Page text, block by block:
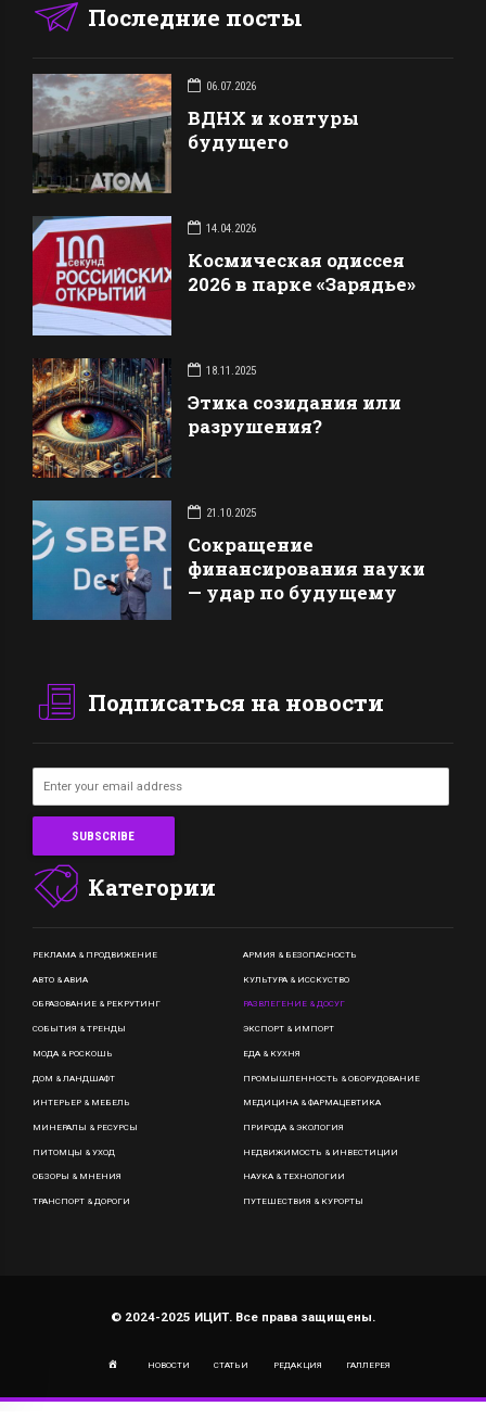
Последние посты
06.07.2026
ВДНХ и контуры
будущего
14.04.2026
Космическая одиссея
2026 в парке «Зарядье»
18.11.2025
Этика созидания или
разрушения?
21.10.2025
Сокращение
финансирования науки
— удар по будущему
Подписаться на новости
Категории
РЕКЛАМА & ПРОДВИЖЕНИЕ АРМИЯ & БЕЗОПАСНОСТЬ
АВТО & АВИА КУЛЬТУРА & ИССКУСТВО
ОБРАЗОВАНИЕ & РЕКРУТИНГ РАЗВЛЕГЕНИЕ & ДОСУГ
СОБЫТИЯ & ТРЕНДЫ ЭКСПОРТ & ИМПОРТ
МОДА & РОСКОШЬ ЕДА & КУХНЯ
ДОМ & ЛАНДШАФТ ПРОМЫШЛЕННОСТЬ & ОБОРУДОВАНИЕ
ИНТЕРЬЕР & МЕБЕЛЬ МЕДИЦИНА & ФАРМАЦЕВТИКА
МИНЕРАЛЫ & РЕСУРСЫ ПРИРОДА & ЭКОЛОГИЯ
ПИТОМЦЫ & УХОД НЕДВИЖИМОСТЬ & ИНВЕСТИЦИИ
ОБЗОРЫ & МНЕНИЯ НАУКА & ТЕХНОЛОГИИ
ТРАНСПОРТ & ДОРОГИ ПУТЕШЕСТВИЯ & КУРОРТЫ
© 2024-2025 ИЦИТ. Все права защищены.
НОВОСТИ СТАТЬИ РЕДАКЦИЯ ГАЛЛЕРЕЯ